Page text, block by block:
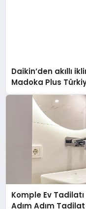
Daikin’den akıllı
Madoka Plus
Komple Ev
Adım Adım